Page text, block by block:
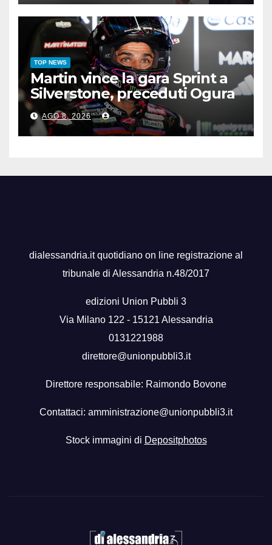
TOP NEWS
Martin vince la gara Sprint a
Silverstone, preceduti Ogura
e Bezzecchi
AGO 8, 2026
dialessandria.it quotidiano on line registrazione al
tribunale di Alessandria n.48/2017
edizioni Union Pubbli 3
Via Milano 122 - 15121 Alessandria
0131221988
direttore@unionpubbli3.it
Direttore responsabile: Raimondo Bovone
Contattaci: amministrazione@unionpubbli3.it
Stock immagini di Depositphotos